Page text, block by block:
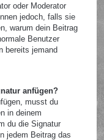
oder Moderator
jedoch, falls sie
warum dein Beitrag
Benutzer
bereits jemand
anfügen?
musst du
in deinem
du die Signatur
jedem Beitrag das